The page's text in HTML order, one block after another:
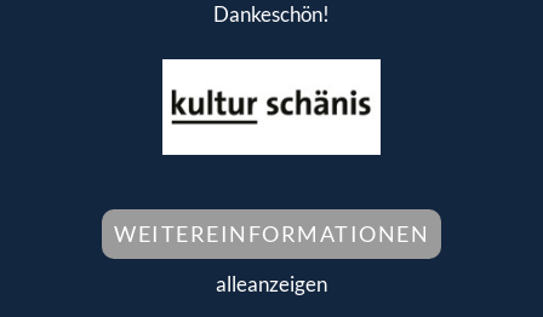
Dankeschön!
WEITEREINFORMATIONEN
alleanzeigen